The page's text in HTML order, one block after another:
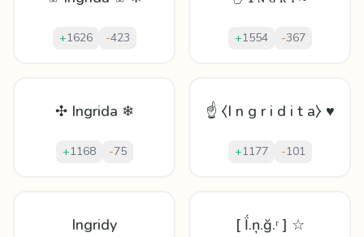
+1626 -423 +1554 -367
✣ Ingrida ❄
+1168 -75
☝ ⧼I n g r i d i t a⧽ ♥
+1177 -101
Ingridy [ Ḯ.ņ.ğ.ʳ ] ☆